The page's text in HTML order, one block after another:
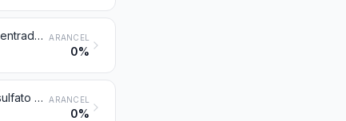
Lejías residuales de la fabricación de pastas de celulosa, aunque estén concentradas, desazucaradas o tratadas químicamente, incluidos los lignosulfonatos (excepto el tall oil de la partida 3803) ARANCEL
0%
Esencias de trementina, de madera de pino o de pasta celulósica al sulfato (sulfato de trementina) y demás esencias terpénicas procedentes de la destilación o de otros tratamientos de la madera de coníferas; dipenteno en bruto; esencia de pasta celulósica al bisulfito (bisulfito de trementina) y demás paracimenos en bruto; aceite de pino con alfa-terpineol como componente principal ARANCEL
0%